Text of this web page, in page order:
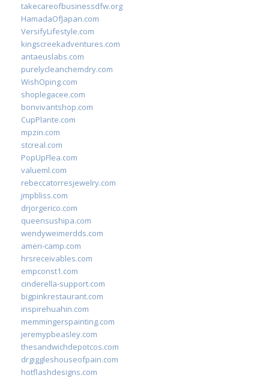
takecareofbusinessdfw.org
HamadaOfJapan.com
VersifyLifestyle.com
kingscreekadventures.com
antaeuslabs.com
purelycleanchemdry.com
WishOping.com
shoplegacee.com
bonvivantshop.com
CupPlante.com
mpzin.com
stcreal.com
PopUpFlea.com
valueml.com
rebeccatorresjewelry.com
jmpbliss.com
drjorgerico.com
queensushipa.com
wendyweimerdds.com
ameri-camp.com
hrsreceivables.com
empconst1.com
cinderella-support.com
bigpinkrestaurant.com
inspirehuahin.com
memmingerspainting.com
jeremypbeasley.com
thesandwichdepotcos.com
drgiggleshouseofpain.com
hotflashdesigns.com